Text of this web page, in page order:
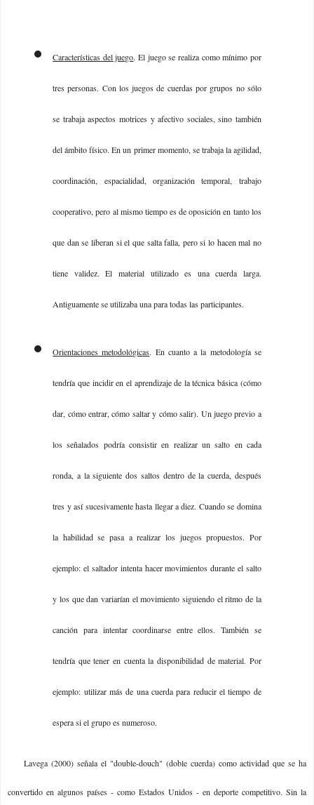
Características del juego. El juego se realiza como mínimo por
tres personas. Con los juegos de cuerdas por grupos no sólo
se trabaja aspectos motrices y afectivo sociales, sino también
del ámbito físico. En un primer momento, se trabaja la agilidad,
coordinación, espacialidad, organización temporal, trabajo
cooperativo, pero al mismo tiempo es de oposición en tanto los
que dan se liberan si el que salta falla, pero si lo hacen mal no
tiene validez. El material utilizado es una cuerda larga.
Antiguamente se utilizaba una para todas las participantes.
Orientaciones metodológicas. En cuanto a la metodología se
tendría que incidir en el aprendizaje de la técnica básica (cómo
dar, cómo entrar, cómo saltar y cómo salir). Un juego previo a
los señalados podría consistir en realizar un salto en cada
ronda, a la siguiente dos saltos dentro de la cuerda, después
tres y así sucesivamente hasta llegar a diez. Cuando se domina
la habilidad se pasa a realizar los juegos propuestos. Por
ejemplo: el saltador intenta hacer movimientos durante el salto
y los que dan variarían el movimiento siguiendo el ritmo de la
canción para intentar coordinarse entre ellos. También se
tendría que tener en cuenta la disponibilidad de material. Por
ejemplo: utilizar más de una cuerda para reducir el tiempo de
espera si el grupo es numeroso.
Lavega (2000) señala el "double-douch" (doble cuerda) como actividad que se ha
convertido en algunos países - como Estados Unidos - en deporte competitivo. Sin la